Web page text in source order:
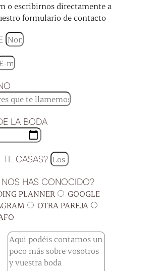
o escribirnos directamente a
formulario de contacto
LA BODA
TE CASAS?
HAS CONOCIDO?
PLANNER
GOOGLE
OTRA PAREJA